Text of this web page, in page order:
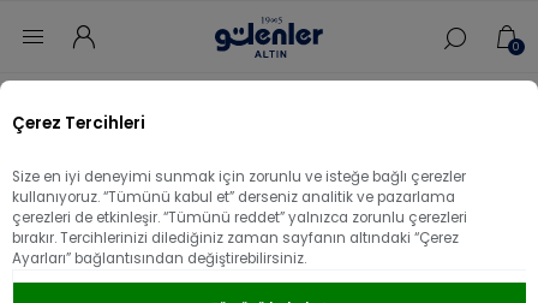
Çerez Tercihleri
Size en iyi deneyimi sunmak için zorunlu ve isteğe bağlı çerezler
kullanıyoruz. “Tümünü kabul et” derseniz analitik ve pazarlama
çerezleri de etkinleşir. “Tümünü reddet” yalnızca zorunlu çerezleri
bırakır. Tercihlerinizi dilediğiniz zaman sayfanın altındaki “Çerez
Ayarları” bağlantısından değiştirebilirsiniz.
0
22 Ayar Altın Kalemli Hint Uzay Yolu Bileklik
22 Ayar Altın Kalemli Hint Uzay Yolu
Bileklik